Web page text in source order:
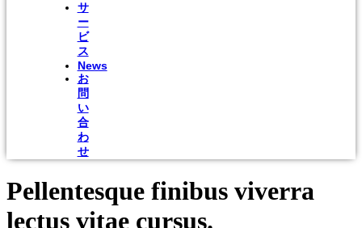
サ
ー
ビ
ス
News
お
問
い
合
わ
せ
Pellentesque finibus viverra
lectus vitae cursus.